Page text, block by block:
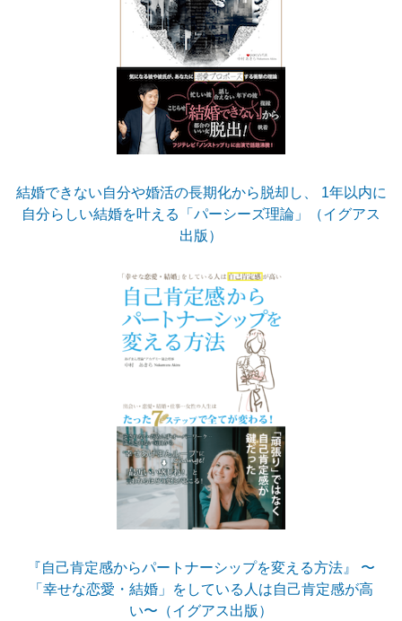
結婚できない自分や婚活の長期化から脱却し、 1年以内に
自分らしい結婚を叶える「パーシーズ理論」（イグアス
出版）
『自己肯定感からパートナーシップを変える方法』 〜
「幸せな恋愛・結婚」をしている人は自己肯定感が高
い〜（イグアス出版）